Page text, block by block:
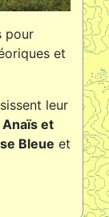
pour
et
leur
et
Bleue et